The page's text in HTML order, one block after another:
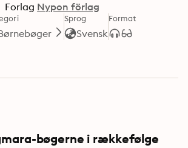
Forlag Nypon förlag
Sprog
Svensk
Format
bøgerne i rækkefølge